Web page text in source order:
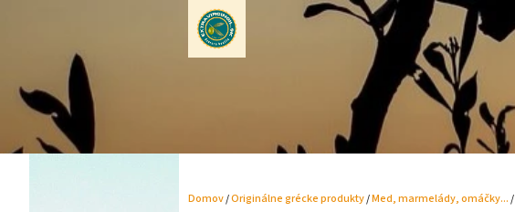
Domov/Originálne grécke produkty/Med, marmelády, omáčky.../